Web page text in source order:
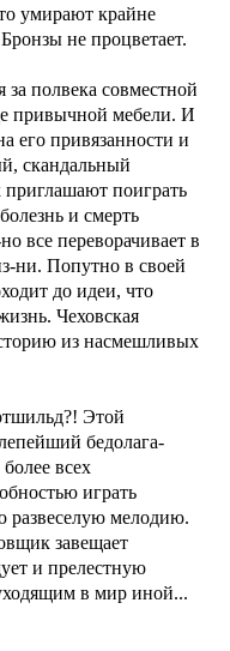
умирают крайне
не процветает.
полвека совместной
привычной мебели. И
его привязанности и
скандальный
приглашают поиграть
и смерть
все переворачивает в
ни. Попутно в своей
до идеи, что
Чеховская
из насмешливых
Этой
бедолага-
всех
играть
развеселую мелодию.
завещает
и прелестную
в мир иной...